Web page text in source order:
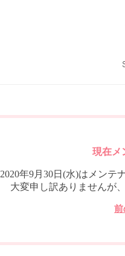
現在メ
2020年9月30日(水)はメンテ
大変申し訳ありませんが
前